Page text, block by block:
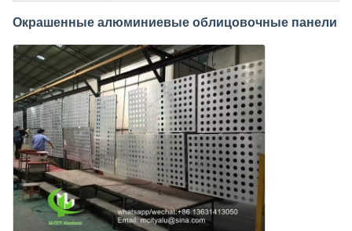
Окрашенные алюминиевые облицовочные панели